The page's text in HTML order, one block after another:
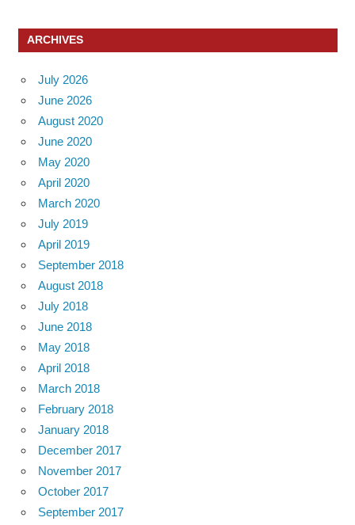
ARCHIVES
July 2026
June 2026
August 2020
June 2020
May 2020
April 2020
March 2020
July 2019
April 2019
September 2018
August 2018
July 2018
June 2018
May 2018
April 2018
March 2018
February 2018
January 2018
December 2017
November 2017
October 2017
September 2017